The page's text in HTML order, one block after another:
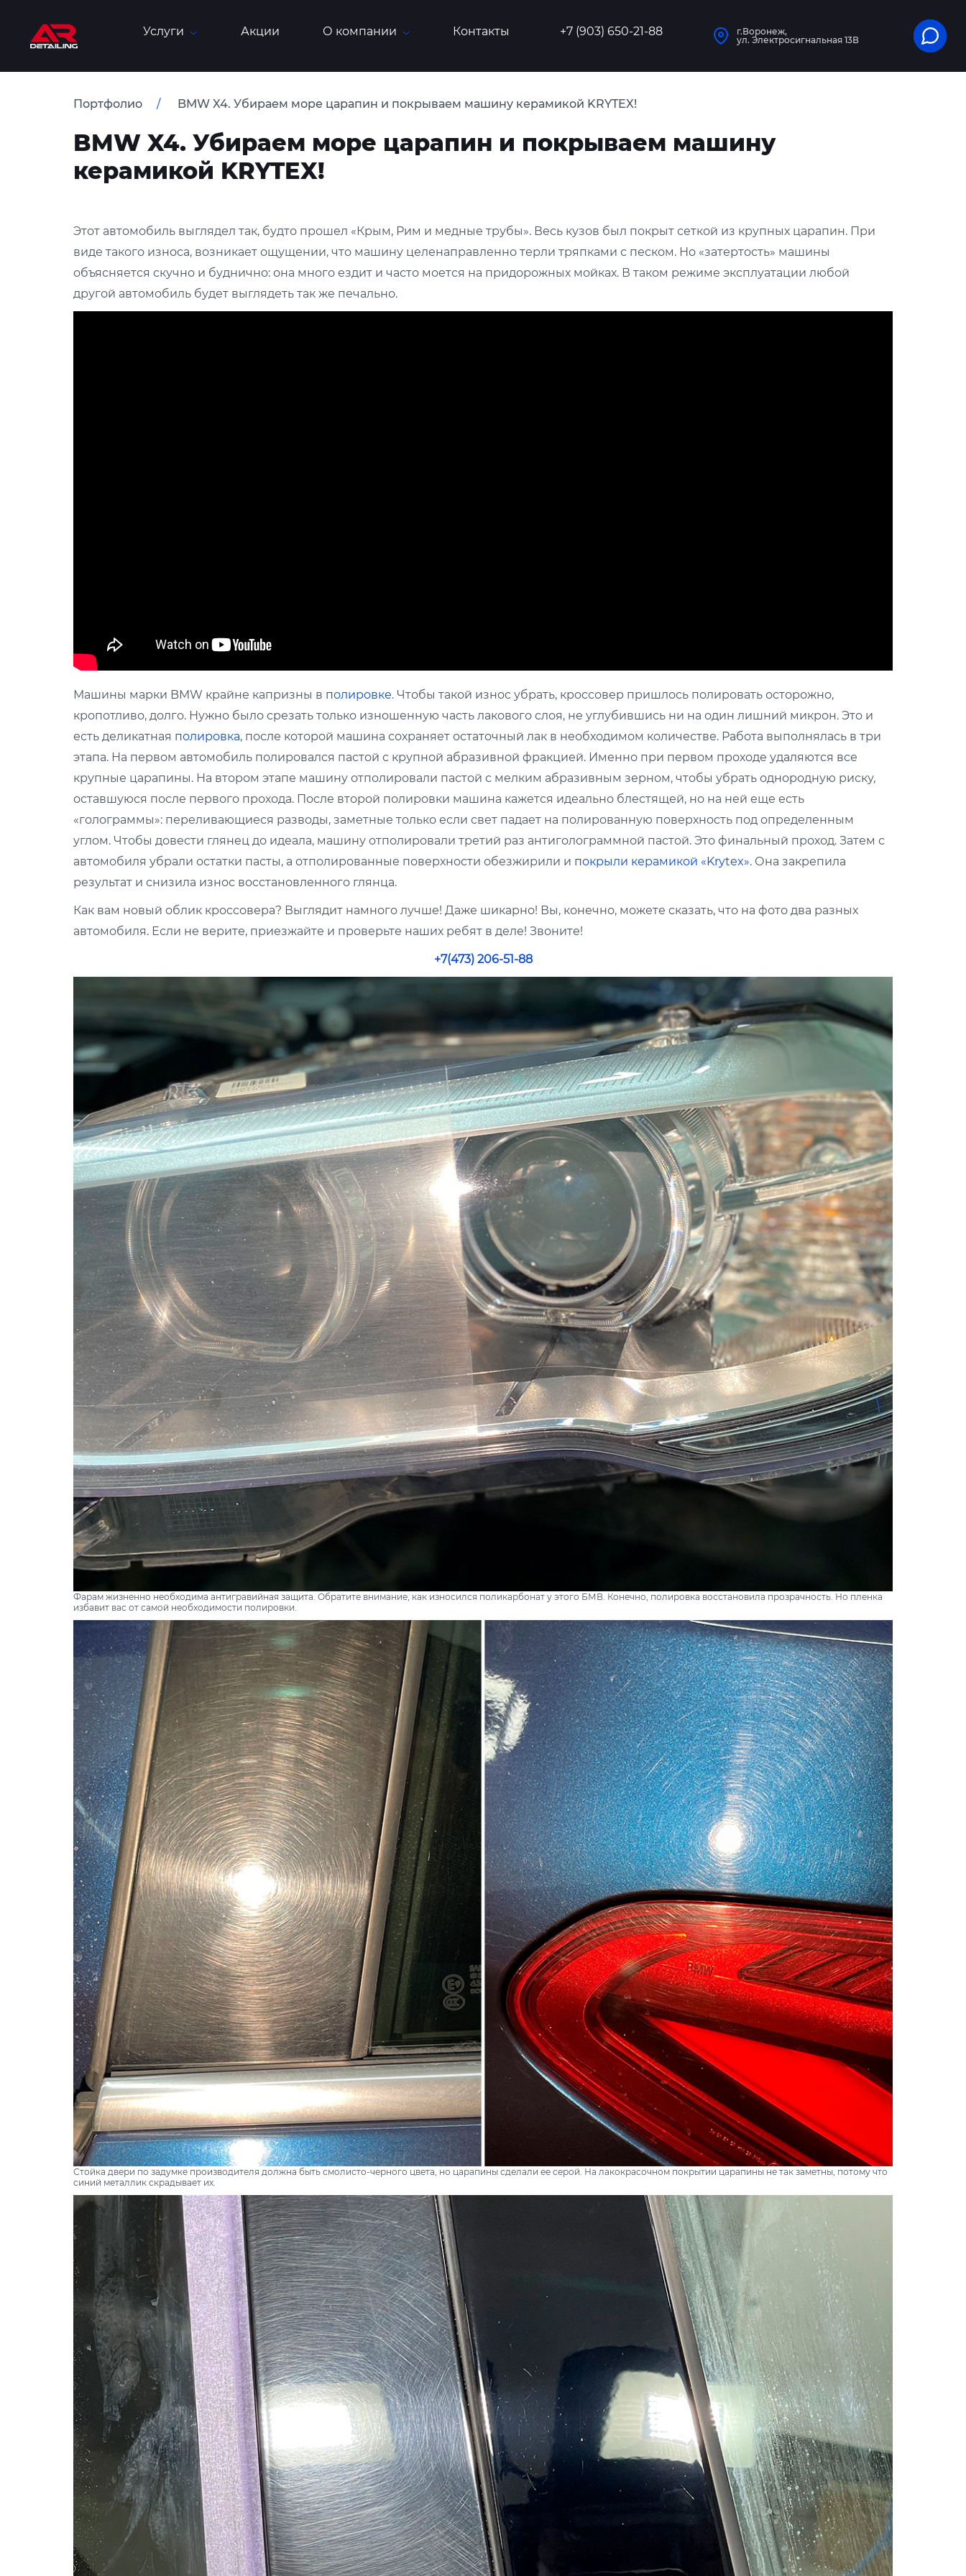
Услуги Акции О компании Контакты +7 (903) 650-21-88
г.Воронеж,
ул. Электросигнальная 13В
Портфолио BMW X4. Убираем море царапин и покрываем машину керамикой KRYTEX!
BMW X4. Убираем море царапин и покрываем машину
керамикой KRYTEX!
Этот автомобиль выглядел так, будто прошел «Крым, Рим и медные трубы». Весь кузов был покрыт сеткой из крупных царапин. При
виде такого износа, возникает ощущении, что машину целенаправленно терли тряпками с песком. Но «затертость» машины
объясняется скучно и буднично: она много ездит и часто моется на придорожных мойках. В таком режиме эксплуатации любой
другой автомобиль будет выглядеть так же печально.
Машины марки BMW крайне капризны в полировке. Чтобы такой износ убрать, кроссовер пришлось полировать осторожно,
кропотливо, долго. Нужно было срезать только изношенную часть лакового слоя, не углубившись ни на один лишний микрон. Это и
есть деликатная полировка, после которой машина сохраняет остаточный лак в необходимом количестве. Работа выполнялась в три
этапа. На первом автомобиль полировался пастой с крупной абразивной фракцией. Именно при первом проходе удаляются все
крупные царапины. На втором этапе машину отполировали пастой с мелким абразивным зерном, чтобы убрать однородную риску,
оставшуюся после первого прохода. После второй полировки машина кажется идеально блестящей, но на ней еще есть
«голограммы»: переливающиеся разводы, заметные только если свет падает на полированную поверхность под определенным
углом. Чтобы довести глянец до идеала, машину отполировали третий раз антиголограммной пастой. Это финальный проход. Затем с
автомобиля убрали остатки пасты, а отполированные поверхности обезжирили и покрыли керамикой «Krytex». Она закрепила
результат и снизила износ восстановленного глянца.
Как вам новый облик кроссовера? Выглядит намного лучше! Даже шикарно! Вы, конечно, можете сказать, что на фото два разных
автомобиля. Если не верите, приезжайте и проверьте наших ребят в деле! Звоните!
+7(473) 206-51-88
Фарам жизненно необходима антигравийная защита. Обратите внимание, как износился поликарбонат у этого БМВ. Конечно, полировка восстановила прозрачность. Но пленка
избавит вас от самой необходимости полировки.
Стойка двери по задумке производителя должна быть смолисто-черного цвета, но царапины сделали ее серой. На лакокрасочном покрытии царапины не так заметны, потому что
синий металлик скрадывает их.